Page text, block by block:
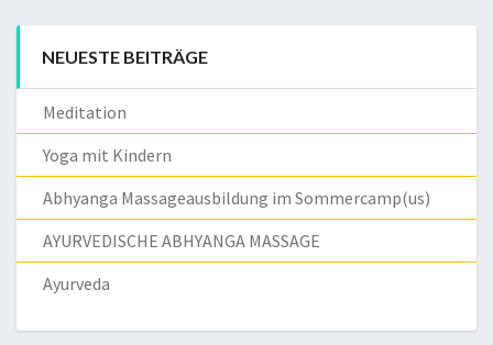
NEUESTE BEITRÄGE
Meditation
Yoga mit Kindern
Abhyanga Massageausbildung im Sommercamp(us)
AYURVEDISCHE ABHYANGA MASSAGE
Ayurveda